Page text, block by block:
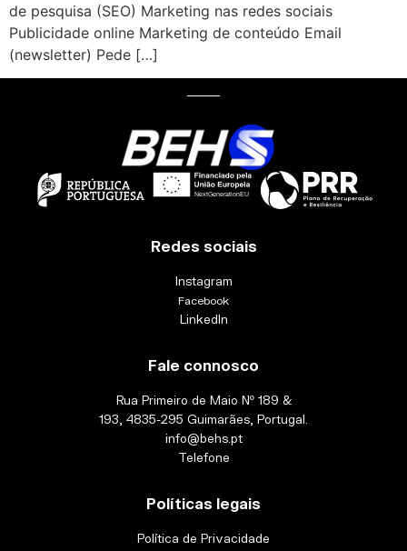
de pesquisa (SEO) Marketing nas redes sociais
Publicidade online Marketing de conteúdo Email
(newsletter) Pede […]
Redes sociais
Instagram
Facebook
LinkedIn
Fale connosco
Rua Primeiro de Maio Nº 189 &
193, 4835-295 Guimarães, Portugal.
info@behs.pt
Telefone
Políticas legais
Política de Privacidade